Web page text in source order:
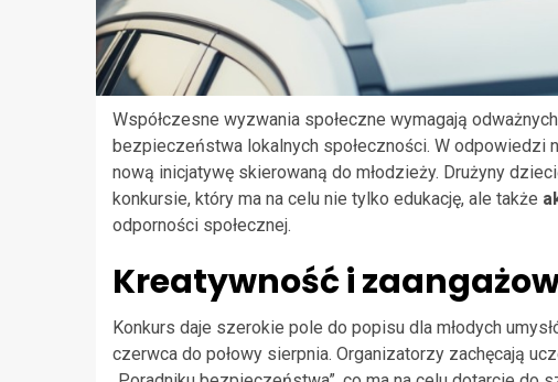
Współczesne wyzwania społeczne wymagają
bezpieczeństwa lokalnych społeczności. W odpowiedzi
nową inicjatywę skierowaną do młodzieży. Drużyny
konkursie, który ma na celu nie tylko edukację, ale także
odporności społecznej.
Kreatywność i
Konkurs daje szerokie pole do popisu dla młodych
czerwca do połowy sierpnia. Organizatorzy zachęcają